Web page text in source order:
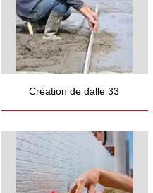
Création de dalle 33